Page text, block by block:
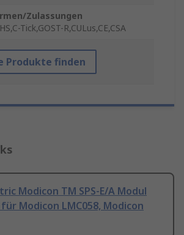
Zulassungen
Tick,GOST-R,CULus,CE,CSA
Produkte finden
Modicon TM SPS-E/A Modul
für Modicon LMC058, Modicon